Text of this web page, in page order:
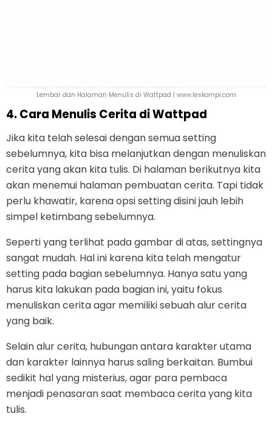
Lembar dan Halaman Menulis di Wattpad | www.leskompi.com
4. Cara Menulis Cerita di Wattpad
Jika kita telah selesai dengan semua setting
sebelumnya, kita bisa melanjutkan dengan menuliskan
cerita yang akan kita tulis. Di halaman berikutnya kita
akan menemui halaman pembuatan cerita. Tapi tidak
perlu khawatir, karena opsi setting disini jauh lebih
simpel ketimbang sebelumnya.
Seperti yang terlihat pada gambar di atas, settingnya
sangat mudah. Hal ini karena kita telah mengatur
setting pada bagian sebelumnya. Hanya satu yang
harus kita lakukan pada bagian ini, yaitu fokus
menuliskan cerita agar memiliki sebuah alur cerita
yang baik.
Selain alur cerita, hubungan antara karakter utama
dan karakter lainnya harus saling berkaitan. Bumbui
sedikit hal yang misterius, agar para pembaca
menjadi penasaran saat membaca cerita yang kita
tulis.